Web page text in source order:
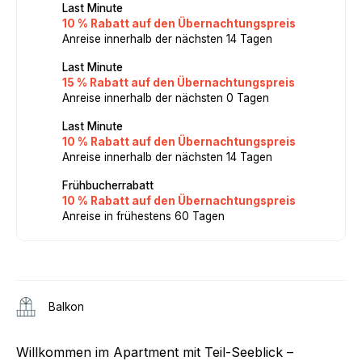
Last Minute
10 % Rabatt auf den Übernachtungspreis
Anreise innerhalb der nächsten 14 Tagen
Last Minute
15 % Rabatt auf den Übernachtungspreis
Anreise innerhalb der nächsten 0 Tagen
Last Minute
10 % Rabatt auf den Übernachtungspreis
Anreise innerhalb der nächsten 14 Tagen
Frühbucherrabatt
10 % Rabatt auf den Übernachtungspreis
Anreise in frühestens 60 Tagen
Balkon
Willkommen im Apartment mit Teil-Seeblick –